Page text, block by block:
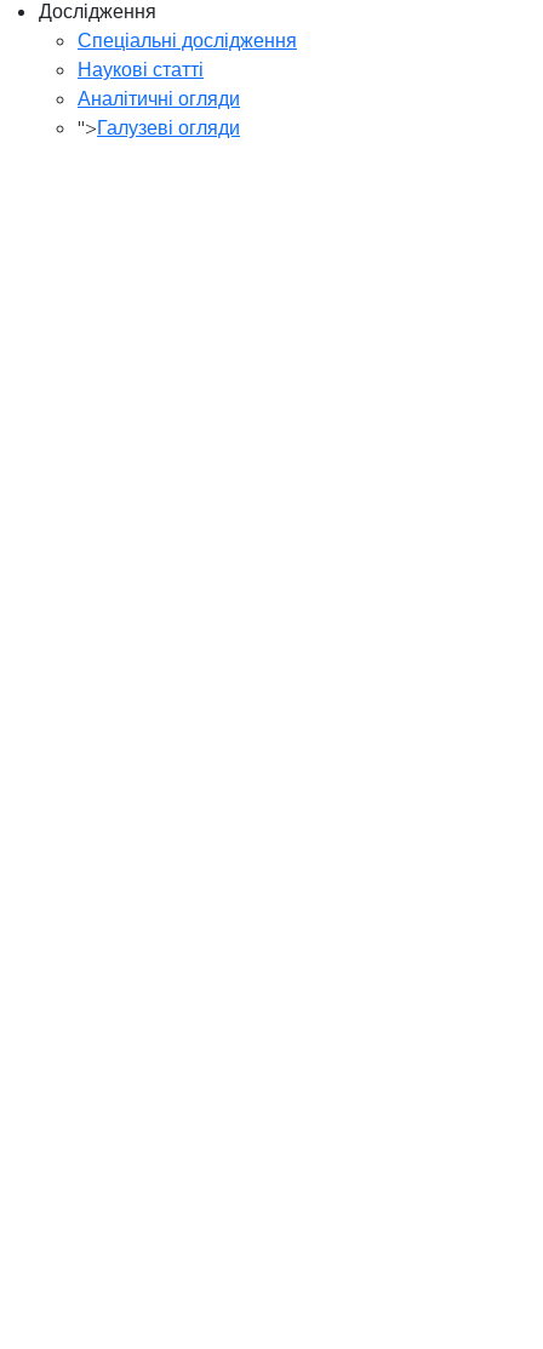
Дослідження
Спеціальні дослідження
Наукові статті
Аналітичні огляди
">Галузеві огляди